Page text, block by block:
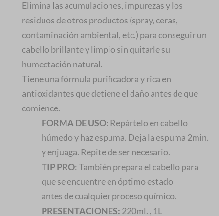
Elimina las acumulaciones, impurezas y los
residuos de otros productos (spray, ceras,
contaminación ambiental, etc.) para conseguir un
cabello brillante y limpio sin quitarle su
humectación natural.
Tiene una fórmula purificadora y rica en
antioxidantes que detiene el daño antes de que
comience.
FORMA DE USO: Repártelo en cabello
húmedo y haz espuma. Deja la espuma 2min.
y enjuaga. Repite de ser necesario.
TIP PRO: También prepara el cabello para
que se encuentre en óptimo estado
antes de cualquier proceso químico.
PRESENTACIONES: 220ml. , 1L